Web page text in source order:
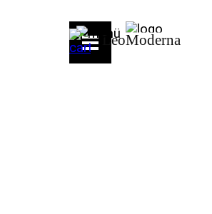
Menü überspringen
LeoModerna